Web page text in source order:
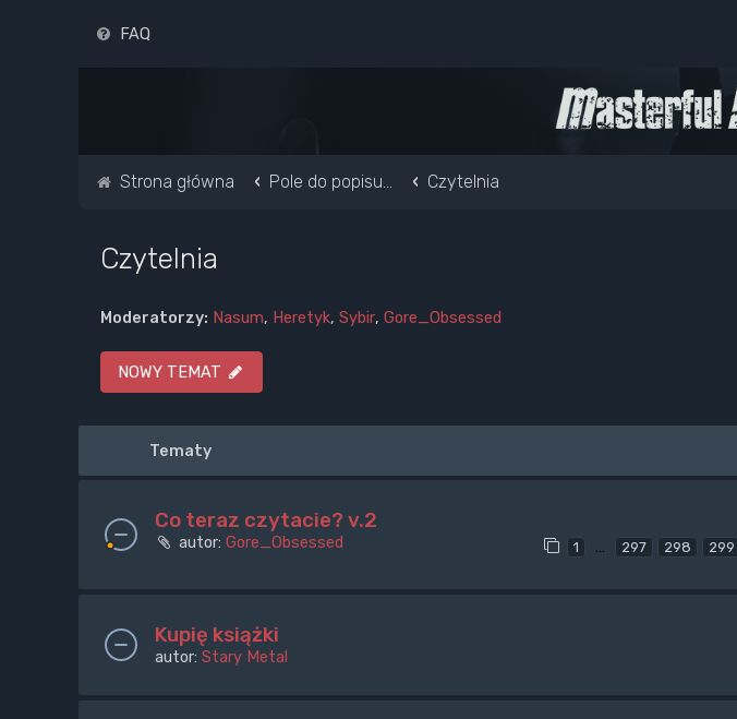
FAQ
Strona główna Pole do popisu... Czytelnia
Czytelnia
Moderatorzy: Nasum, Heretyk, Sybir, Gore_Obsessed
NOWY TEMAT
Tematy
Co teraz czytacie? v.2
autor: Gore_Obsessed 1 … 297 298 299
Kupię książki
autor: Stary Metal